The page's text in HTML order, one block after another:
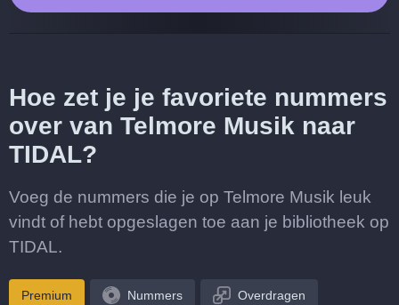
Hoe zet je je favoriete nummers
over van Telmore Musik naar
TIDAL?
Voeg de nummers die je op Telmore Musik leuk
vindt of hebt opgeslagen toe aan je bibliotheek op
TIDAL.
Premium Nummers Overdragen